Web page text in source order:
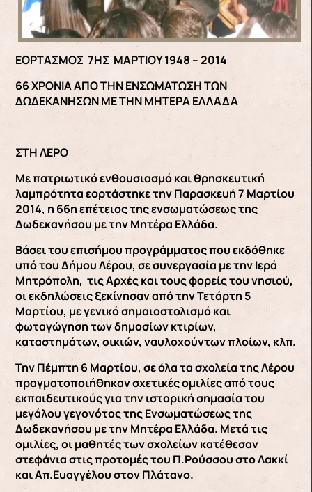
ΕΟΡΤΑΣΜΟΣ 7ΗΣ ΜΑΡΤΙΟΥ 1948 – 2014
66 ΧΡΟΝΙΑ ΑΠΟ ΤΗΝ ΕΝΣΩΜΑΤΩΣΗ ΤΩΝ
ΔΩΔΕΚΑΝΗΣΩΝ ΜΕ ΤΗΝ ΜΗΤΕΡΑ ΕΛΛΑΔΑ
ΣΤΗ ΛΕΡΟ
Με πατριωτικό ενθουσιασμό και θρησκευτική
λαμπρότητα εορτάστηκε την Παρασκευή 7 Μαρτίου
2014, η 66η επέτειος της ενσωματώσεως της
Δωδεκανήσου με την Μητέρα Ελλάδα.
Βάσει του επισήμου προγράμματος που εκδόθηκε
υπό του Δήμου Λέρου, σε συνεργασία με την Ιερά
Μητρόπολη, τις Αρχές και τους φορείς του νησιού,
οι εκδηλώσεις ξεκίνησαν από την Τετάρτη 5
Μαρτίου, με γενικό σημαιοστολισμό και
φωταγώγηση των δημοσίων κτιρίων,
καταστημάτων, οικιών, ναυλοχούντων πλοίων, κλπ.
Την Πέμπτη 6 Μαρτίου, σε όλα τα σχολεία της Λέρου
πραγματοποιήθηκαν σχετικές ομιλίες από τους
εκπαιδευτικούς για την ιστορική σημασία του
μεγάλου γεγονότος της Ενσωματώσεως της
Δωδεκανήσου με την Μητέρα Ελλάδα. Μετά τις
ομιλίες, οι μαθητές των σχολείων κατέθεσαν
στεφάνια στις προτομές του Π.Ρούσσου στο Λακκί
και Απ.Ευαγγέλου στον Πλάτανο.